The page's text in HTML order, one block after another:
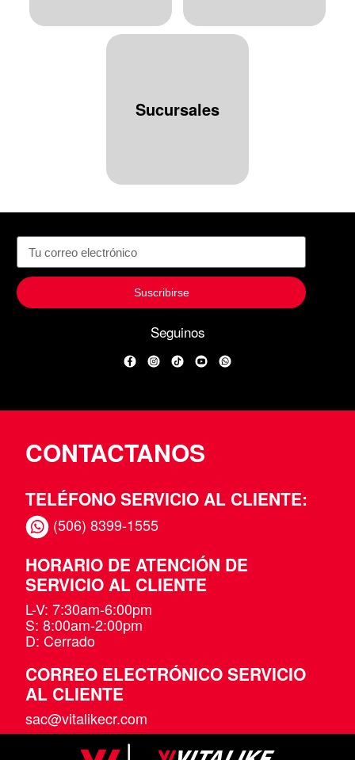
Sucursales
Suscribirse
Seguinos
FacebookInstagram
TikTokYouTubeWhatsApp
CONTACTANOS
TELÉFONO SERVICIO AL CLIENTE:
(506) 8399-1555
HORARIO DE ATENCIÓN DE
SERVICIO AL CLIENTE
L-V: 7:30am-6:00pm
S: 8:00am-2:00pm
D: Cerrado
CORREO ELECTRÓNICO SERVICIO
AL CLIENTE
sac@vitalikecr.com